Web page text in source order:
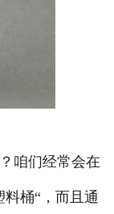
咱们经常会在
桶“，而且通